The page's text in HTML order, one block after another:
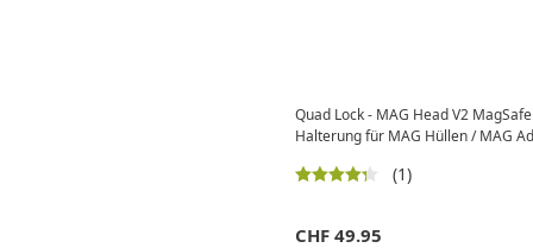
Quad Lock - MAG Head V2
Halterung für MAG Hüllen / MAG
(1)
CHF 49.95